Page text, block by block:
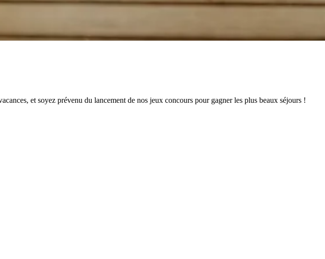
et soyez prévenu du lancement de nos jeux concours pour gagner les plus beaux séjours !